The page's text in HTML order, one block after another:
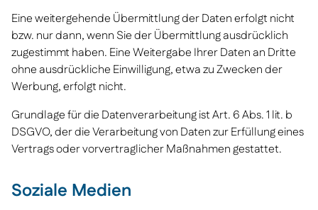
Eine weitergehende Übermittlung der Daten erfolgt nicht
bzw. nur dann, wenn Sie der Übermittlung ausdrücklich
zugestimmt haben. Eine Weitergabe Ihrer Daten an Dritte
ohne ausdrückliche Einwilligung, etwa zu Zwecken der
Werbung, erfolgt nicht.
Grundlage für die Datenverarbeitung ist Art. 6 Abs. 1 lit. b
DSGVO, der die Verarbeitung von Daten zur Erfüllung eines
Vertrags oder vorvertraglicher Maßnahmen gestattet.
Soziale Medien